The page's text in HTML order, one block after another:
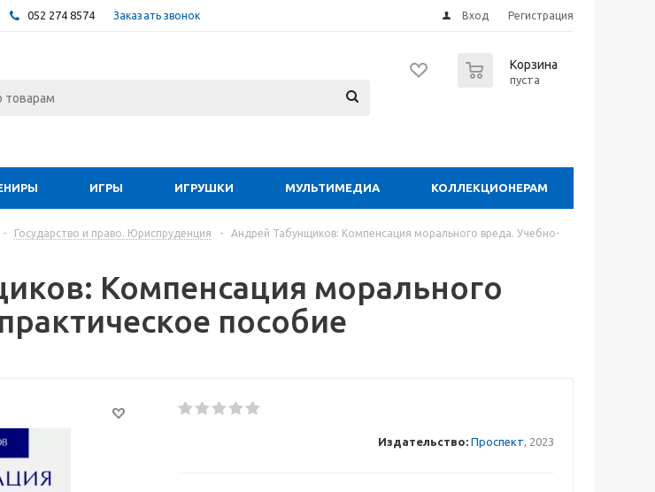
052 274 8574 Заказать звонок Вход Регистрация
Корзина
пуста
ИГРЫ ИГРУШКИ МУЛЬТИМЕДИА КОЛЛЕКЦИОНЕРАМ
- Государство и право. Юриспруденция -
Андрей Табунщиков: Компенсация морального вреда. Учебно-
Компенсация морального
пособие
Издательство: Проспект, 2023